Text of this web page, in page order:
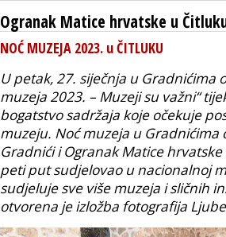
Ogranak Matice hrvatske u
NOĆ MUZEJA 2023. u ČITLUKU
U petak, 27. siječnja u Gradnićima
muzeja 2023. – Muzeji su važni“
bogatstvo sadržaja koje očekuje
muzeju. Noć muzeja u Gradnićima
Gradnići i Ogranak Matice
peti put sudjelovao u nacionalnoj
sudjeluje sve više muzeja i sličnih
otvorena je izložba fotografija